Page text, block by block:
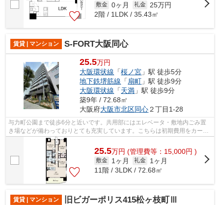
敷金 0ヶ月 礼金
25万円
2階 / 1LDK / 35.43㎡
賃貸 | マンション S-FORT大阪同心
25.5万円
大阪環状線 「桜ノ宮 」駅 徒歩5分
地下鉄堺筋線 「 扇町 」駅 徒歩9分
大阪環状線 「天満 」駅 徒歩9分
築9年 / 72.68㎡
大阪府大阪市北区同心２丁目1-28
与力町公園まで徒歩6分と近いです。共用部にはエレベータ・敷地内ごみ置
き場などが備わっておりとても充実しています。こちらは初期費用をカード
でお支払いいただける物件です。場所が...
25.5万円 (管理費等：15,000円 )
敷金 1ヶ月 礼金
1ヶ月
11階 / 3LDK / 72.68㎡
賃貸 | マンション 旧ビガーポリス415松ヶ枝町Ⅲ